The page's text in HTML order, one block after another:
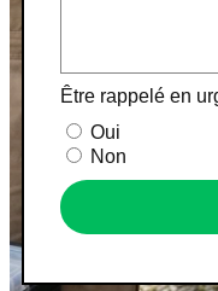
Être rappelé en
Oui
Non